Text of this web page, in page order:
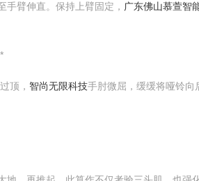
臂伸直。保持上臂固定， 广东佛山慕萱智
顶， 智尚无限科技手肘微屈，缓缓将哑铃向